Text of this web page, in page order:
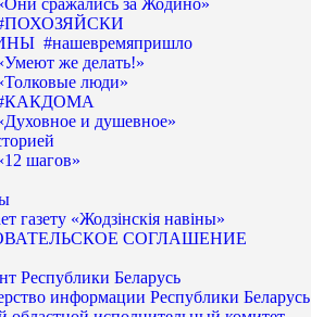
#ПОХОЗЯЙСКИ
#нашевремяпришло
же делать!»
люди»
#КАКДОМА
и душевное»
шагов»
газету «Жодзінскія навіны»
СОГЛАШЕНИЕ
Республики Беларусь
информации Республики Беларусь